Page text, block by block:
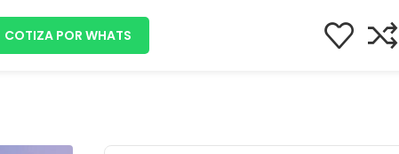
COTIZA POR WHATS